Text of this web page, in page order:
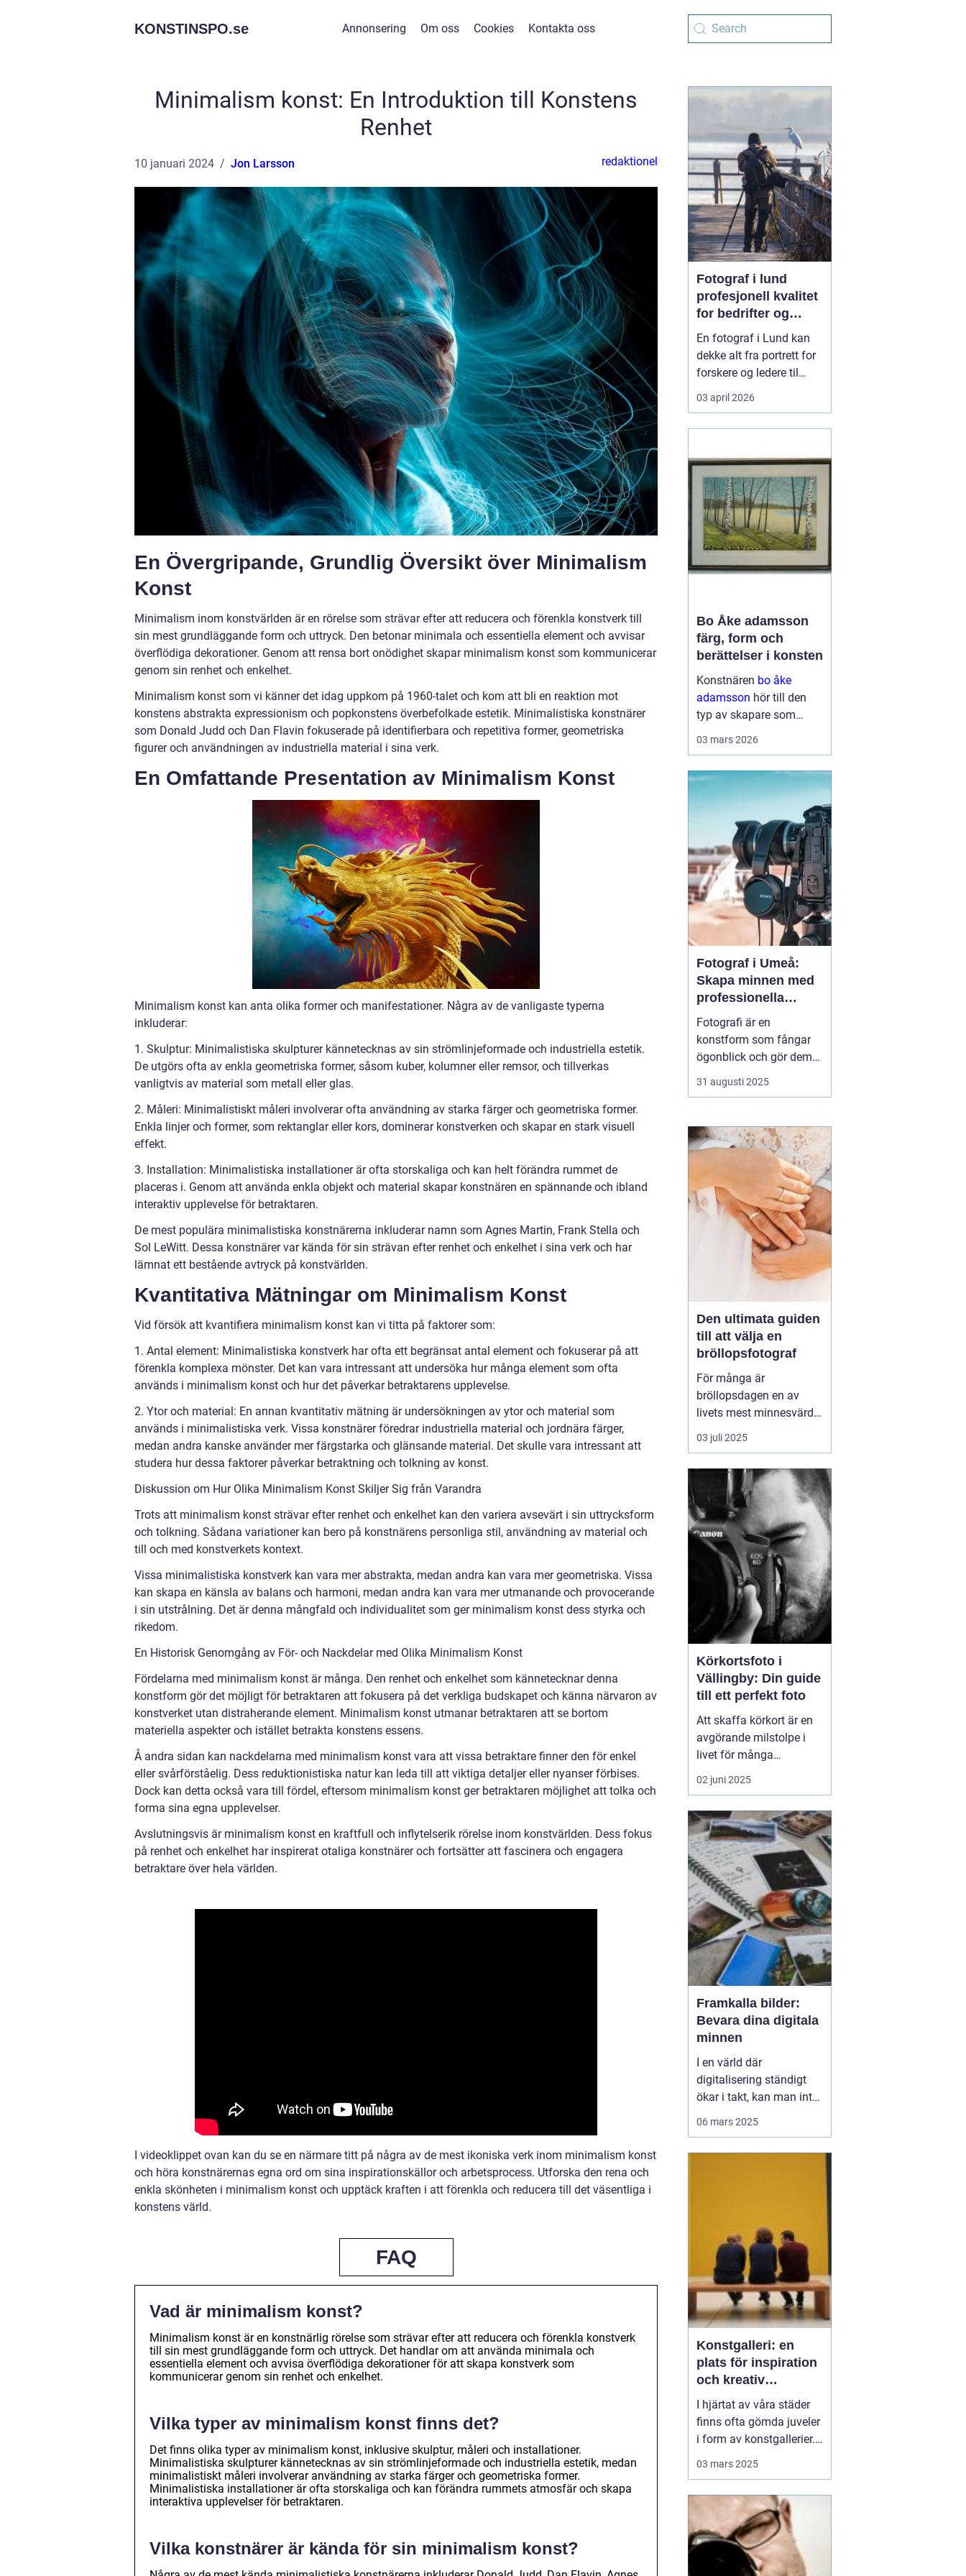
KONSTINSPO.se Annonsering Om oss Cookies Kontakta oss
Minimalism konst: En Introduktion till Konstens
Renhet
10 januari 2024 Jon Larsson redaktionel
En Övergripande, Grundlig Översikt över Minimalism
Konst
Minimalism inom konstvärlden är en rörelse som strävar efter att reducera och förenkla konstverk till
sin mest grundläggande form och uttryck. Den betonar minimala och essentiella element och avvisar
överflödiga dekorationer. Genom att rensa bort onödighet skapar minimalism konst som kommunicerar
genom sin renhet och enkelhet.
Minimalism konst som vi känner det idag uppkom på 1960-talet och kom att bli en reaktion mot
konstens abstrakta expressionism och popkonstens överbefolkade estetik. Minimalistiska konstnärer
som Donald Judd och Dan Flavin fokuserade på identifierbara och repetitiva former, geometriska
figurer och användningen av industriella material i sina verk.
En Omfattande Presentation av Minimalism Konst
Minimalism konst kan anta olika former och manifestationer. Några av de vanligaste typerna
inkluderar:
1. Skulptur: Minimalistiska skulpturer kännetecknas av sin strömlinjeformade och industriella estetik.
De utgörs ofta av enkla geometriska former, såsom kuber, kolumner eller remsor, och tillverkas
vanligtvis av material som metall eller glas.
2. Måleri: Minimalistiskt måleri involverar ofta användning av starka färger och geometriska former.
Enkla linjer och former, som rektanglar eller kors, dominerar konstverken och skapar en stark visuell
effekt.
3. Installation: Minimalistiska installationer är ofta storskaliga och kan helt förändra rummet de
placeras i. Genom att använda enkla objekt och material skapar konstnären en spännande och ibland
interaktiv upplevelse för betraktaren.
De mest populära minimalistiska konstnärerna inkluderar namn som Agnes Martin, Frank Stella och
Sol LeWitt. Dessa konstnärer var kända för sin strävan efter renhet och enkelhet i sina verk och har
lämnat ett bestående avtryck på konstvärlden.
Kvantitativa Mätningar om Minimalism Konst
Vid försök att kvantifiera minimalism konst kan vi titta på faktorer som:
1. Antal element: Minimalistiska konstverk har ofta ett begränsat antal element och fokuserar på att
förenkla komplexa mönster. Det kan vara intressant att undersöka hur många element som ofta
används i minimalism konst och hur det påverkar betraktarens upplevelse.
2. Ytor och material: En annan kvantitativ mätning är undersökningen av ytor och material som
används i minimalistiska verk. Vissa konstnärer föredrar industriella material och jordnära färger,
medan andra kanske använder mer färgstarka och glänsande material. Det skulle vara intressant att
studera hur dessa faktorer påverkar betraktning och tolkning av konst.
Diskussion om Hur Olika Minimalism Konst Skiljer Sig från Varandra
Trots att minimalism konst strävar efter renhet och enkelhet kan den variera avsevärt i sin uttrycksform
och tolkning. Sådana variationer kan bero på konstnärens personliga stil, användning av material och
till och med konstverkets kontext.
Vissa minimalistiska konstverk kan vara mer abstrakta, medan andra kan vara mer geometriska. Vissa
kan skapa en känsla av balans och harmoni, medan andra kan vara mer utmanande och provocerande
i sin utstrålning. Det är denna mångfald och individualitet som ger minimalism konst dess styrka och
rikedom.
En Historisk Genomgång av För- och Nackdelar med Olika Minimalism Konst
Fördelarna med minimalism konst är många. Den renhet och enkelhet som kännetecknar denna
konstform gör det möjligt för betraktaren att fokusera på det verkliga budskapet och känna närvaron av
konstverket utan distraherande element. Minimalism konst utmanar betraktaren att se bortom
materiella aspekter och istället betrakta konstens essens.
Å andra sidan kan nackdelarna med minimalism konst vara att vissa betraktare finner den för enkel
eller svårförståelig. Dess reduktionistiska natur kan leda till att viktiga detaljer eller nyanser förbises.
Dock kan detta också vara till fördel, eftersom minimalism konst ger betraktaren möjlighet att tolka och
forma sina egna upplevelser.
Avslutningsvis är minimalism konst en kraftfull och inflytelserik rörelse inom konstvärlden. Dess fokus
på renhet och enkelhet har inspirerat otaliga konstnärer och fortsätter att fascinera och engagera
betraktare över hela världen.
I videoklippet ovan kan du se en närmare titt på några av de mest ikoniska verk inom minimalism konst
och höra konstnärernas egna ord om sina inspirationskällor och arbetsprocess. Utforska den rena och
enkla skönheten i minimalism konst och upptäck kraften i att förenkla och reducera till det väsentliga i
konstens värld.
FAQ
Vad är minimalism konst?
Minimalism konst är en konstnärlig rörelse som strävar efter att reducera och förenkla konstverk
till sin mest grundläggande form och uttryck. Det handlar om att använda minimala och
essentiella element och avvisa överflödiga dekorationer för att skapa konstverk som
kommunicerar genom sin renhet och enkelhet.
Vilka typer av minimalism konst finns det?
Det finns olika typer av minimalism konst, inklusive skulptur, måleri och installationer.
Minimalistiska skulpturer kännetecknas av sin strömlinjeformade och industriella estetik, medan
minimalistiskt måleri involverar användning av starka färger och geometriska former.
Minimalistiska installationer är ofta storskaliga och kan förändra rummets atmosfär och skapa
interaktiva upplevelser för betraktaren.
Vilka konstnärer är kända för sin minimalism konst?
Fotograf i lund
profesjonell kvalitet
for bedrifter og
private
En fotograf i Lund kan
dekke alt fra portrett for
forskere og ledere til
reklamebilder,
kunstfotografi og nære
konfirmasjon når de
hører ordet fotograf, men
i en kunnskapsby som
Lund handler
fotograferi...
03 april 2026
Bo Åke adamsson
färg, form och
berättelser i konsten
Konstnären bo åke
adamsson hör till den
typ av skapare som
stannar du en stund till
börjar motiven berätta
något mer. Hans verk rör
03 mars 2026
Fotograf i Umeå:
Skapa minnen med
professionella
bildkonstnärer
Fotografi är en
konstform som fångar
ögonblick och gör dem
tidlösa. I Umeå, en stad
känd för sin kreativa
omgivningar, finns det
flera fotografer som
arbetar med att föreviga
31 augusti 2025
Den ultimata guiden
till att välja en
bröllopsfotograf
För många är
bröllopsdagen en av
livets mest minnesvärda
dagar, en dag fylld av
kärlek, glädje och
dessa ögonblick genom
fotografier är därför av
stor betydelse. Men h...
03 juli 2025
Körkortsfoto i
Vällingby: Din guide
till ett perfekt foto
Att skaffa körkort är en
avgörande milstolpe i
livet för många
människor, och att ha ett
korrekt och
körkortsfoto är en viktig
del av denna process. I
Vällingby finns det flera
alternativ f...
02 juni 2025
Framkalla bilder:
Bevara dina digitala
minnen
I en värld där
digitalisering ständigt
ökar i takt, kan man inte
06 mars 2025
Konstgalleri: en
plats för inspiration
och kreativ
upplevelse
I hjärtat av våra städer
finns ofta gömda juveler
i form av konstgallerier.
utan kulturella nav där
kreativitet frodas och
tankeväckande
dialoger...
03 mars 2025